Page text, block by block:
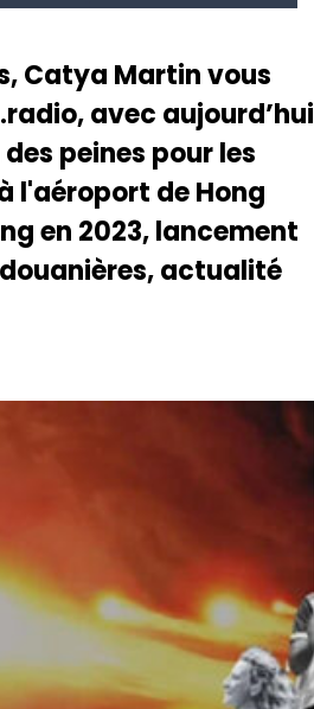
Catya Martin vous
avec aujourd’hui
peines pour les
l'aéroport de Hong
en 2023, lancement
actualité